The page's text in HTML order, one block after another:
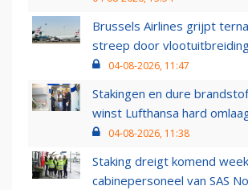
Brussels Airlines grijpt
streep door
04-08-2026, 11:47
Stakingen en dure
winst Lufthansa hard
04-08-2026, 11:38
Staking dreigt komend
cabinepersoneel van SAS